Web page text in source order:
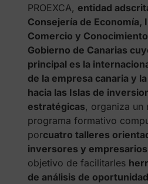
PROEXCA, entidad
Consejería de Economía,
Comercio y
Gobierno de Canarias
principal es la
de la empresa canaria y
hacia las Islas de
estratégicas, organiza un
programa formativo
porcuatro talleres
inversores y empresarios
objetivo de facilitarles
de análisis de